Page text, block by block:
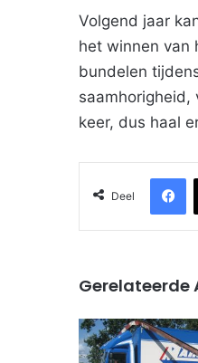
Volgend jaar
het winnen van
bundelen
saamhorigheid,
keer, dus haal
Deel
Gerelateerde